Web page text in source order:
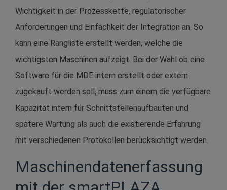
Wichtigkeit in der Prozesskette, regulatorischer
Anforderungen und Einfachkeit der Integration an. So
kann eine Rangliste erstellt werden, welche die
wichtigsten Maschinen aufzeigt. Bei der Wahl ob eine
Software für die MDE intern erstellt oder extern
zugekauft werden soll, muss zum einem die verfügbare
Kapazität intern für Schnittstellenaufbauten und
spätere Wartung als auch die existierende Erfahrung
mit verschiedenen Protokollen berücksichtigt werden.
Maschinendatenerfassung